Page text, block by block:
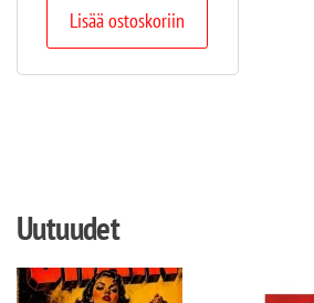
Lisää ostoskoriin
Uutuudet